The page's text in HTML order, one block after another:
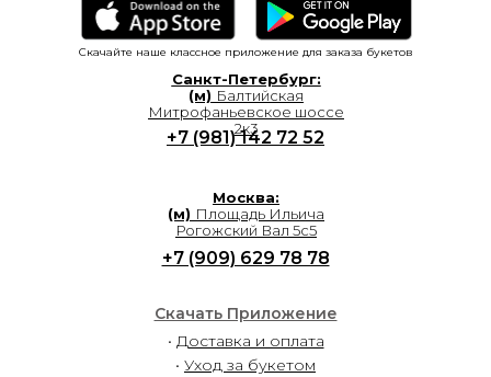
• Доставка и оплата
• Уход за букетом
+7 (909) 629 78 78
Санкт-Петербург:
(м) Балтийская
Митрофаньевское шоссе
2к3
Скачать Приложение
+7 (981) 142 72 52
Москва:
(м) Площадь Ильича
Рогожский Вал 5с5
Скачайте наше классное приложение для заказа букетов